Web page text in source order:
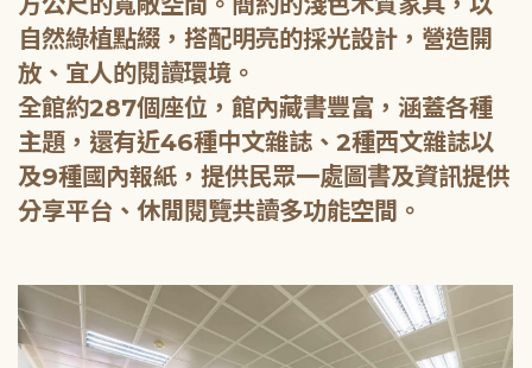
自然綠植點綴，搭配明亮的採光設計，營造開
放、宜人的閱讀環境。
全館約287個座位，館內藏書豐富，涵蓋各種
主題，還有近46種中文雜誌、2種西文雜誌以
及9種國內報紙，提供民眾一處圖書及資訊提供